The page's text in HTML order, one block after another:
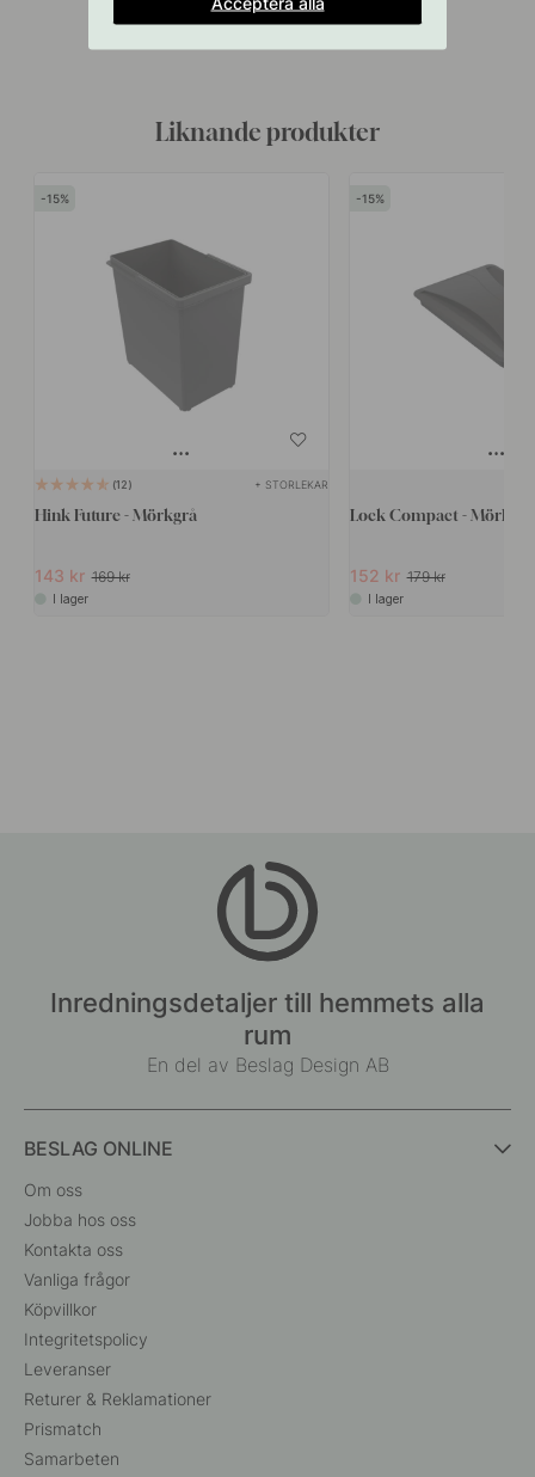
Liknande produkter
15
12 + STORLEKAR
Hink Future - Mörkgrå
143 kr 169 kr
I lager
15
Lock Compact - Mörkgrå
152 kr 179 kr
I lager
Inredningsdetaljer till hemmets alla
rum
En del av Beslag Design AB
BESLAG ONLINE
Om oss
Jobba hos oss
Kontakta oss
Vanliga frågor
Köpvillkor
Integritetspolicy
Leveranser
Returer & Reklamationer
Prismatch
Samarbeten